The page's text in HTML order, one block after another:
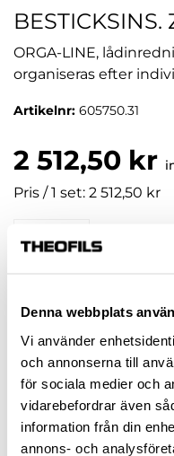
Denna webbplats
Vi använder
och annonserna till
för sociala medier och
vidarebefordrar även
information från din
annons- och
ORGA-LINE,
organiseras efter
Artikelnr: 605750.31
2 512,50 kr
Pris / 1 set: 2 512,50 kr
set
Jönköping huvudlager
Jönköping butik
Malmö butik
Stockholm butik